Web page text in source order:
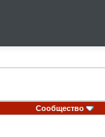
Сообщество